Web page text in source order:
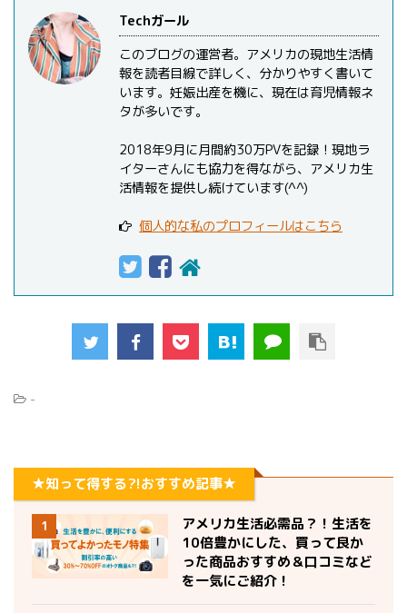
Techガール
このブログの運営者。アメリカの現地生活情
報を読者目線で詳しく、分かりやすく書いて
います。妊娠出産を機に、現在は育児情報ネ
タが多いです。
2018年9月に月間約30万PVを記録！現地ラ
イターさんにも協力を得ながら、アメリカ生
活情報を提供し続けています(^^)
個人的な私のプロフィールはこちら
-
★知って得する?!おすすめ記事★
1
アメリカ生活必需品？！生活を
10倍豊かにした、買って良か
った商品おすすめ＆口コミなど
を一気にご紹介！